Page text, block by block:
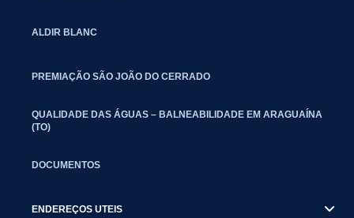
ALDIR BLANC
PREMIAÇÃO SÃO JOÃO DO CERRADO
QUALIDADE DAS ÁGUAS – BALNEABILIDADE EM ARAGUAÍNA
(TO)
DOCUMENTOS
ENDEREÇOS UTEIS